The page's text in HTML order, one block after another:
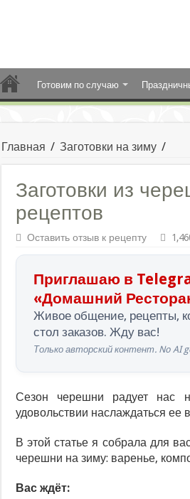
Готовим по случаю
Главная / Заготовки на зиму /
Заготовки из
рецептов
Оставить отзыв к рецепту
Приглашаю в
«Домашний
Живое общение, рецепты,
стол заказов. Жду вас!
Только авторский контент. No AI
Сезон черешни радует нас
удовольствии наслаждаться ее
В этой статье я собрала для
черешни на зиму: варенье,
Вас ждёт: